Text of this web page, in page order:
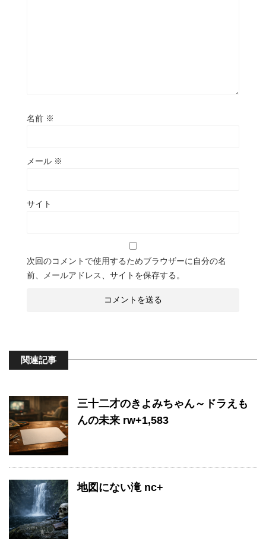
名前 ※
メール ※
サイト
次回のコメントで使用するためブラウザーに自分の名
前、メールアドレス、サイトを保存する。
関連記事
三十二才のきよみちゃん～ドラえも
んの未来 rw+1,583
地図にない滝 nc+